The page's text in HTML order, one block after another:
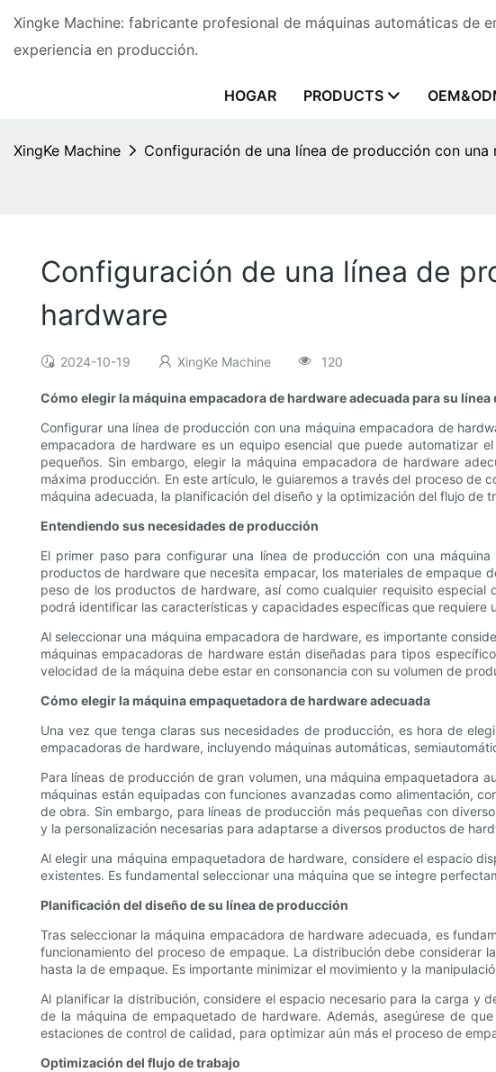
Xingke Machine: fabricante profesional de máquinas automáticas de
experiencia en producción.
HOGAR PRODUCTS
XingKe Machine Configuración de una línea de producción con
Configuración de una línea de
hardware
2024-10-19 XingKe Machine 120
Cómo elegir la máquina empacadora de hardware adecuada para su
Configurar una línea de producción con una máquina empacadora de
empacadora de hardware es un equipo esencial que puede automatizar
pequeños. Sin embargo, elegir la máquina empacadora de hardware
máxima producción. En este artículo, le guiaremos a través del proceso de
máquina adecuada, la planificación del diseño y la optimización del flujo de
Entendiendo sus necesidades de producción
El primer paso para configurar una línea de producción con una
productos de hardware que necesita empacar, los materiales de empaque
peso de los productos de hardware, así como cualquier requisito
podrá identificar las características y capacidades específicas que requiere
Al seleccionar una máquina empacadora de hardware, es importante
máquinas empacadoras de hardware están diseñadas para tipos
velocidad de la máquina debe estar en consonancia con su volumen de
Cómo elegir la máquina empaquetadora de hardware adecuada
Una vez que tenga claras sus necesidades de producción, es hora de
empacadoras de hardware, incluyendo máquinas automáticas,
Para líneas de producción de gran volumen, una máquina empaquetadora
máquinas están equipadas con funciones avanzadas como alimentación,
de obra. Sin embargo, para líneas de producción más pequeñas con
y la personalización necesarias para adaptarse a diversos productos de
Al elegir una máquina empaquetadora de hardware, considere el espacio
existentes. Es fundamental seleccionar una máquina que se integre
Planificación del diseño de su línea de producción
Tras seleccionar la máquina empacadora de hardware adecuada, es
funcionamiento del proceso de empaque. La distribución debe
hasta la de empaque. Es importante minimizar el movimiento y la
Al planificar la distribución, considere el espacio necesario para la carga y
de la máquina de empaquetado de hardware. Además, asegúrese de
estaciones de control de calidad, para optimizar aún más el proceso de
Optimización del flujo de trabajo